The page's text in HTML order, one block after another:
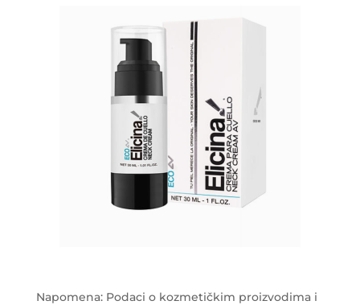
Napomena: Podaci o kozmetičkim proizvodima i